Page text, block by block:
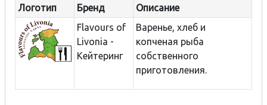
Логотип Бренд
Описание
Flavours of
Livonia -
Кейтеринг
Варенье, хлеб и
копченая рыба
собственного
приготовления.